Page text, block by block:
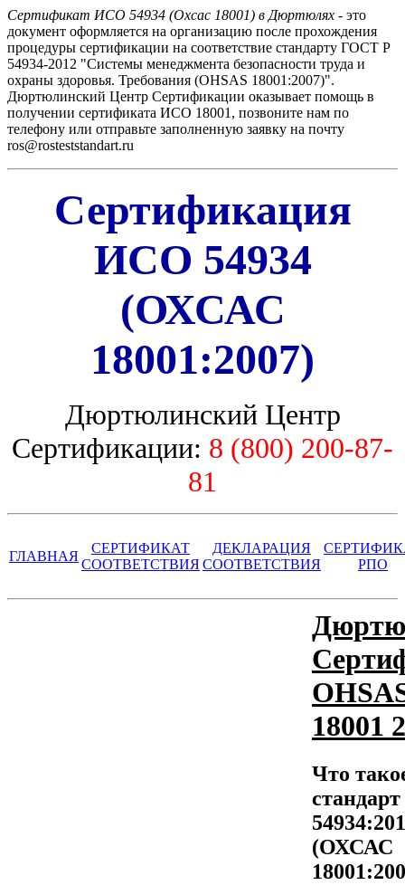
Сертификат ИСО 54934 (Охсас 18001) в Дюртюлях - это
документ оформляется на организацию после прохождения
процедуры сертификации на соответствие стандарту ГОСТ Р
54934-2012 "Системы менеджмента безопасности труда и
охраны здоровья. Требования (OHSAS 18001:2007)".
Дюртюлинский Центр Сертификации оказывает помощь в
получении сертификата ИСО 18001, позвоните нам по
телефону или отправьте заполненную заявку на почту
ros@rosteststandart.ru
Сертификация
ИСО 54934
(ОХСАС
18001:2007)
Дюртюлинский Центр
Сертификации: 8 (800) 200-87-
81
ГЛАВНАЯ
СЕРТИФИКАТ
СООТВЕТСТВИЯ
ДЕКЛАРАЦИЯ
СООТВЕТСТВИЯ
РПО
18001
Что
(ОХСАС